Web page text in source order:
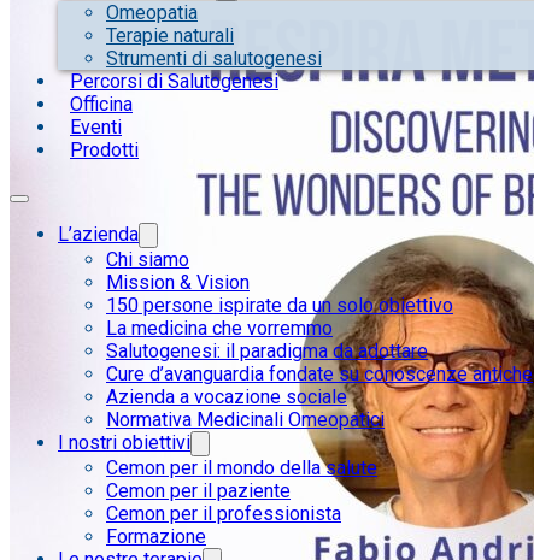
Omeopatia
Terapie naturali
Strumenti di salutogenesi
Percorsi di Salutogenesi
Officina
Eventi
Prodotti
L’azienda
Chi siamo
Mission & Vision
150 persone ispirate da un solo obiettivo
La medicina che vorremmo
Salutogenesi: il paradigma da adottare
Cure d’avanguardia fondate su conoscenze antiche
Azienda a vocazione sociale
Normativa Medicinali Omeopatici
I nostri obiettivi
Cemon per il mondo della salute
Cemon per il paziente
Cemon per il professionista
Formazione